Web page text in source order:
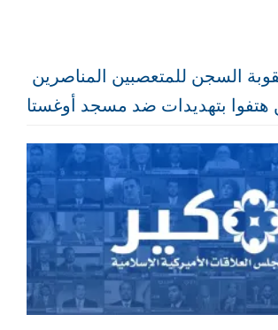
السجن للمتعصبين المناصرين
هتفوا بتهديدات ضد مسجد أوغستا